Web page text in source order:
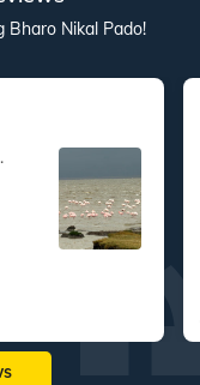
Nikal Pado!